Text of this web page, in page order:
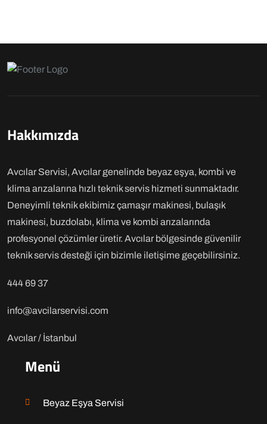
Hakkımızda
Avcılar Servisi, Avcılar genelinde beyaz eşya, kombi ve
klima arızalarına hızlı teknik servis hizmeti sunmaktadır.
Deneyimli teknik ekibimiz çamaşır makinesi, bulaşık
makinesi, buzdolabı, klima ve kombi arızalarında
profesyonel çözümler üretir. Avcılar bölgesinde güvenilir
teknik servis desteği için bizimle iletişime geçebilirsiniz.
444 69 37
info@avcilarservisi.com
Avcılar / İstanbul
Menü
Beyaz Eşya Servisi